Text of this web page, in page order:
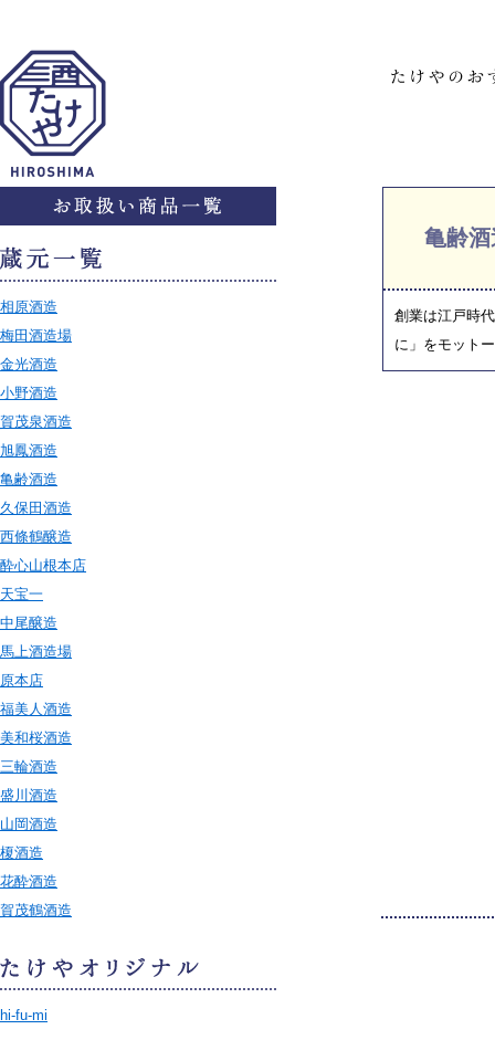
亀齢酒
創業は江戸時
に」をモット
相原酒造
梅田酒造場
金光酒造
小野酒造
賀茂泉酒造
旭鳳酒造
亀齢酒造
久保田酒造
西條鶴醸造
酔心山根本店
天宝一
中尾醸造
馬上酒造場
原本店
福美人酒造
美和桜酒造
三輪酒造
盛川酒造
山岡酒造
榎酒造
花酔酒造
賀茂鶴酒造
hi-fu-mi